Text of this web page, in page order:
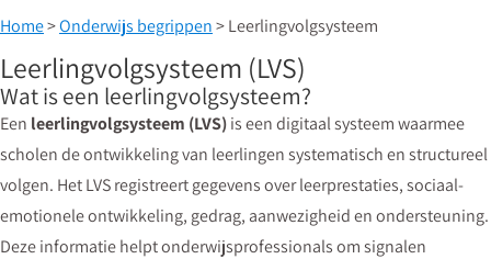
Home>Onderwijs begrippen> Leerlingvolgsysteem
Leerlingvolgsysteem (LVS)
Wat is een leerlingvolgsysteem?
Een leerlingvolgsysteem (LVS)is een digitaal systeem waarmee
scholen de ontwikkeling van leerlingen systematisch en structureel
volgen. Het LVS registreert gegevens over leerprestaties, sociaal-
emotionele ontwikkeling, gedrag, aanwezigheid en ondersteuning.
Deze informatie helpt onderwijsprofessionals om signalen